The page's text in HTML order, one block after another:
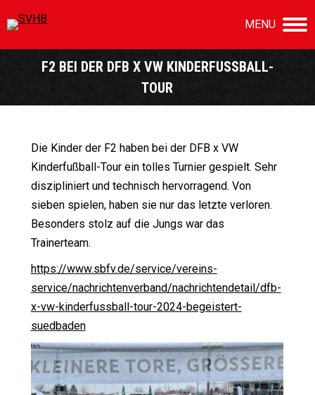
MENU
F2 BEI DER DFB X VW KINDERFUSSBALL-T
OUR
Sie befinden sich hier:
Die Kinder der F2 haben bei der DFB x VW
Kinderfußball-Tour ein tolles Turnier gespielt. Sehr
diszipliniert und technisch hervorragend. Von
sieben spielen, haben sie nur das letzte verloren.
Besonders stolz auf die Jungs war das
Trainerteam.
https://www.sbfv.de/service/vereins-
service/nachrichtenverband/nachrichtendetail/dfb-
x-vw-kinderfussball-tour-2024-begeistert-
suedbaden